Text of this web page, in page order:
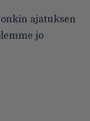
ajatuksen
jo